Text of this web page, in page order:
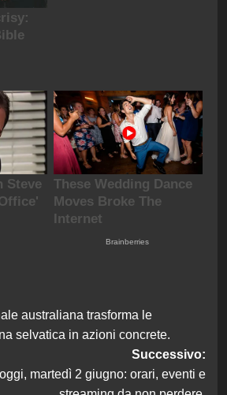
australiana trasforma le
selvatica in azioni concrete.
Successivo:
martedì 2 giugno: orari, eventi e